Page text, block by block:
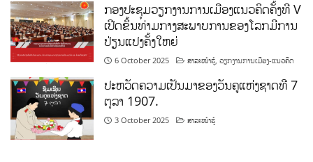
ກອງປະຊຸມວຽກງານການເມືອງແນວຄິດຄັ້ງທີ V
ເປີດຂຶ້ນທ່າມກາງສະພາບການຂອງໂລກມີການ
ປ່ຽນແປງຄັ້ງໃຫຍ່
6 October 2025 ສາລະໜ້າຮູ້,ວຽກງານການເມືອງ-ແນວຄິດ
ປະຫວັດຄວາມເປັນມາຂອງວັນຄູແຫ່ງຊາດທີ 7
ຕຸລາ 1907.
3 October 2025 ສາລະໜ້າຮູ້